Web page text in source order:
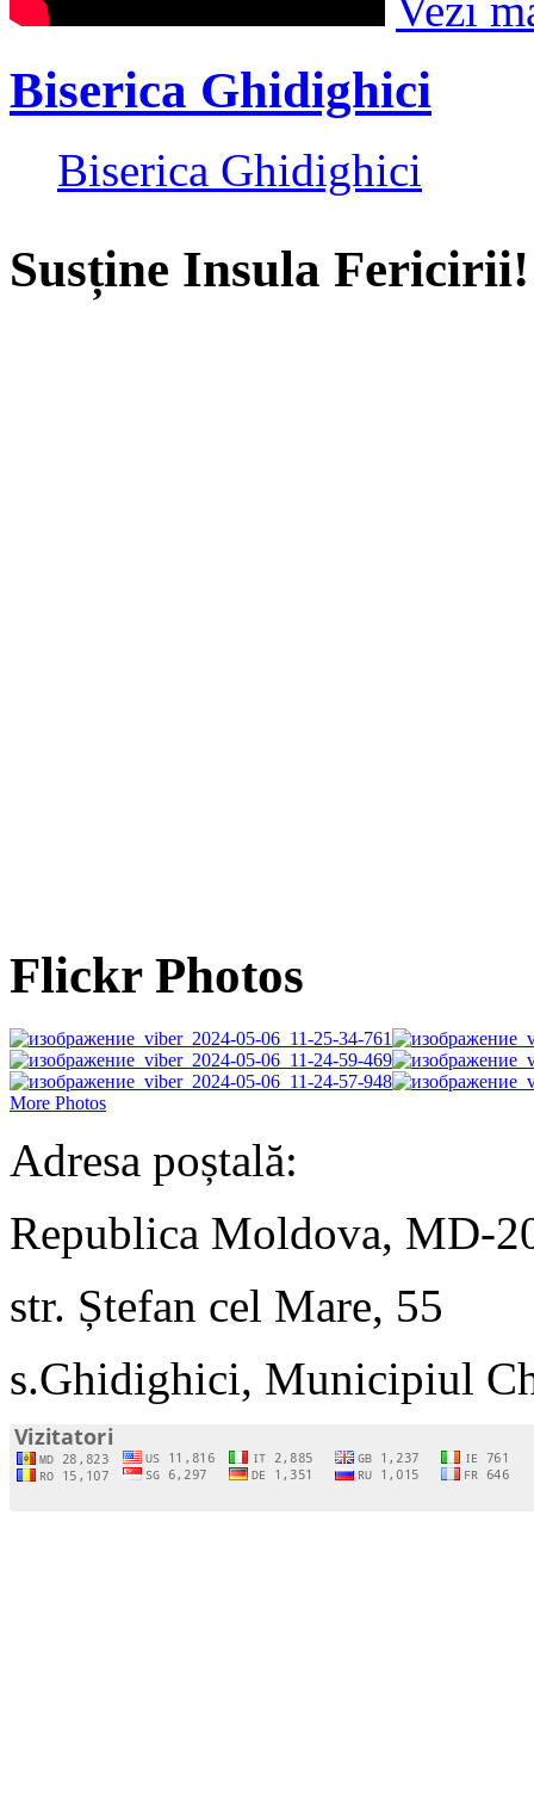
Biserica Ghidighici
Biserica Ghidighici
Susține Insula Fericirii!
Flickr Photos
More Photos
Adresa poștală:
Republica Moldova, MD-
str. Ștefan cel Mare, 55
s.Ghidighici, Municipiul